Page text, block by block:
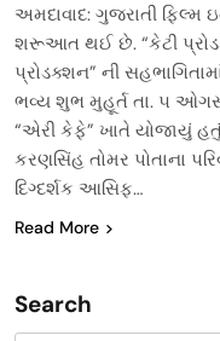
અમદાવાદ: ગુજરાતી ફિલ્મ
શરૂઆત થઈ છે. “કેટી
પ્રોડક્શન” ની
ભવ્ય શુભ મુહૂર્ત તા. ૫
“એરી કેફે” ખાતે યોજાયું
કરણસિંહ તોમર પોતાના
દિગ્દર્શક આસિફ…
Read More
Search